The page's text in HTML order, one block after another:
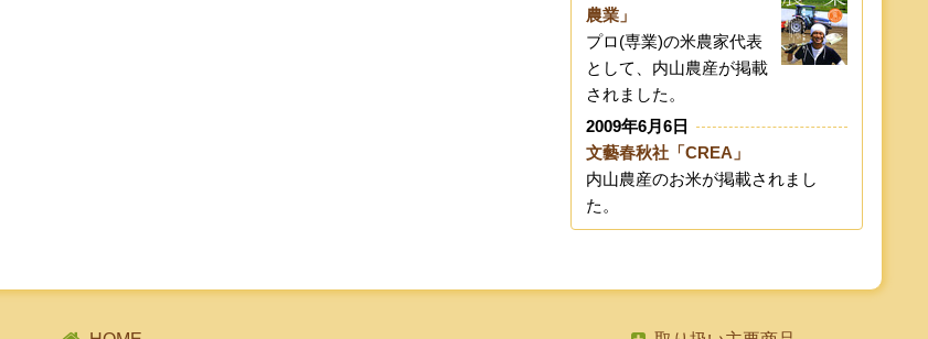
農業」
プロ(専業)の米農家代表
として、内山農産が掲載
されました。
2009年6月6日
文藝春秋社「CREA」
内山農産のお米が掲載されまし
た。